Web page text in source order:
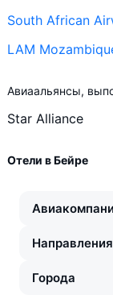
South African
LAM
Авиаальянсы,
Star Alliance
Отели в Бейре
Направления
Города